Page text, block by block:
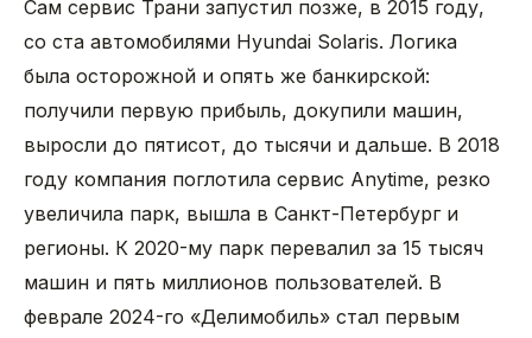
Сам сервис Трани запустил позже, в 2015 году,
со ста автомобилями Hyundai Solaris. Логика
была осторожной и опять же банкирской:
получили первую прибыль, докупили машин,
выросли до пятисот, до тысячи и дальше. В 2018
году компания поглотила сервис Anytime, резко
увеличила парк, вышла в Санкт-Петербург и
регионы. К 2020-му парк перевалил за 15 тысяч
машин и пять миллионов пользователей. В
феврале 2024-го «Делимобиль» стал первым